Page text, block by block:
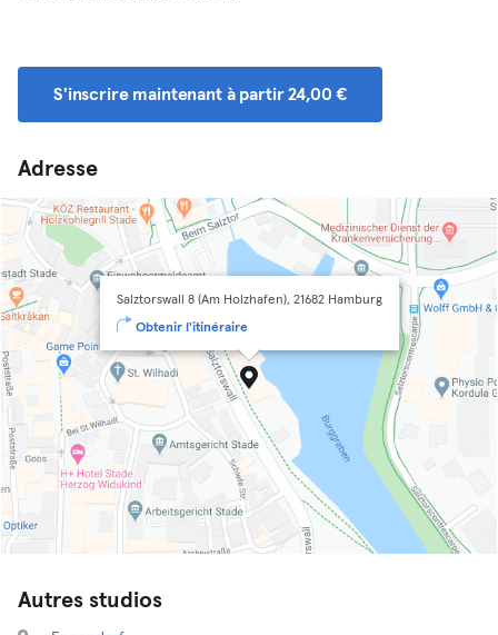
S'inscrire maintenant à partir 24,00 €
Adresse
Salztorswall 8 (Am Holzhafen), 21682 Hamburg
Obtenir l'itinéraire
Autres studios